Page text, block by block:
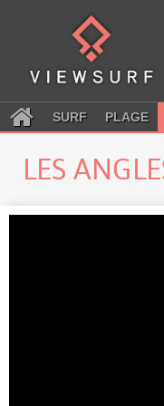
SURF PLAGE
LES